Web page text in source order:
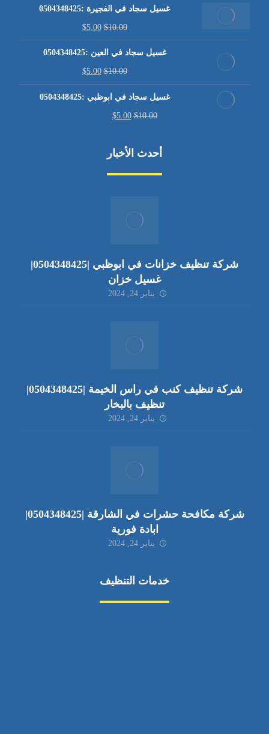
غسيل سجاد في الفجيرة :0504348425
$10.00
$5.00
غسيل سجاد في العين :0504348425
$10.00
$5.00
غسيل سجاد في ابوظبي :0504348425
$10.00
$5.00
أحدث الأخبار
شركة تنظيف خزانات في ابوظبي |0504348425|
غسيل خزان
يناير 24, 2024
شركة تنظيف كنب في راس الخيمة |0504348425|
تنظيف بالبخار
يناير 24, 2024
شركة مكافحة حشرات في الشارقة |0504348425|
ابادة فورية
يناير 24, 2024
خدمات التنظيف